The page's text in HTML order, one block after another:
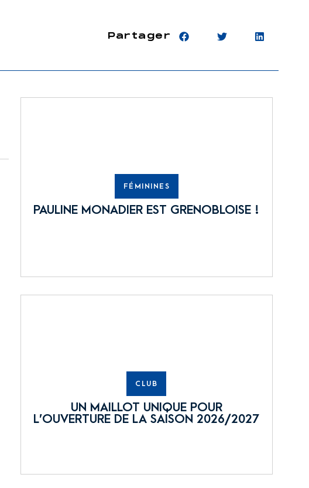
Partager
FÉMININES
PAULINE MONADIER EST GRENOBLOISE !
CLUB
UN MAILLOT UNIQUE POUR
L’OUVERTURE DE LA SAISON 2026/2027